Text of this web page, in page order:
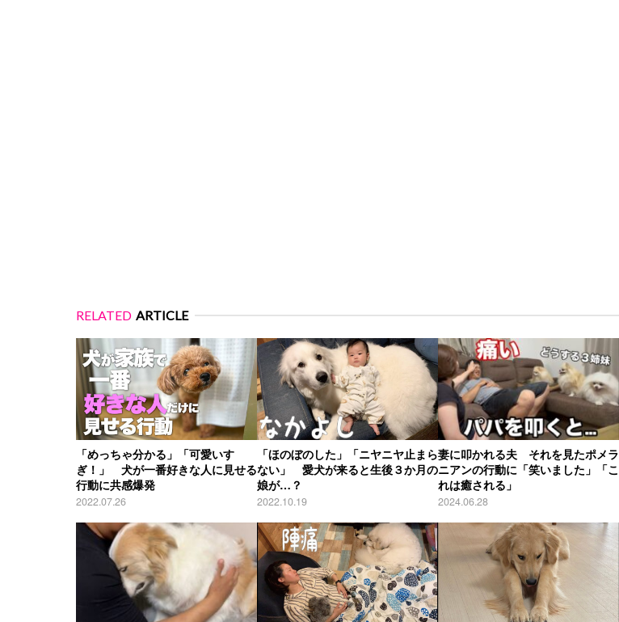
RELATED ARTICLE
「めっちゃ分かる」「可愛いす
ぎ！」 犬が一番好きな人に見せる
行動に共感爆発
2022.07.26
「ほのぼのした」「ニヤニヤ止まら
ない」 愛犬が来ると生後３か月の
娘が…？
2022.10.19
妻に叩かれる夫 それを見たポメラ
ニアンの行動に「笑いました」「こ
れは癒される」
2024.06.28